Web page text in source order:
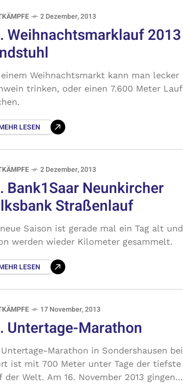
2 Dezember, 2013
Weihnachtsmarklauf 2013
Weihnachtsmarkt kann man lecker
trinken, oder einen 7.600 Meter Lauf
LESEN
2 Dezember, 2013
Bank1Saar Neunkircher
Straßenlauf
Saison ist gerade mal ein Tag alt und
werden wieder Kilometer gesammelt.
LESEN
17 November, 2013
Untertage-Marathon
Untertage-Marathon in Sondershausen bei
ist mit 700 Meter unter Tage der tiefste
der Welt. Am 16. November 2013 gingen